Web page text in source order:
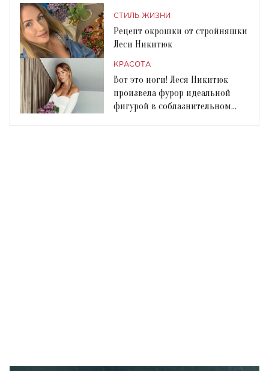
СТИЛЬ ЖИЗНИ
Рецепт окрошки от стройняшки
Леси Никитюк
КРАСОТА
Вот это ноги! Леся Никитюк
произвела фурор идеальной
фигурой в соблазнительном